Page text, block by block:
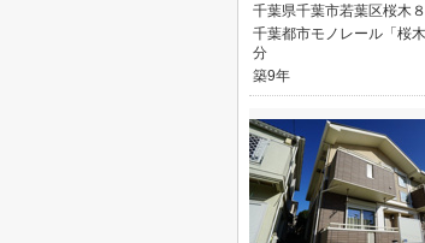
千葉県千葉市若葉区桜木
千葉都市モノレール「桜
分
築9年